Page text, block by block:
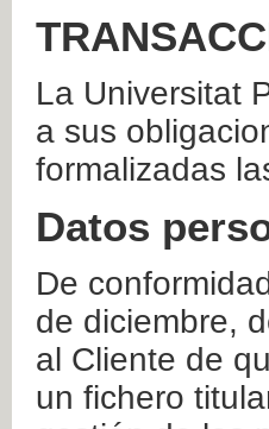
La Universitat
a sus
formalizadas
Datos
De
de diciembre,
al Cliente de
un fichero